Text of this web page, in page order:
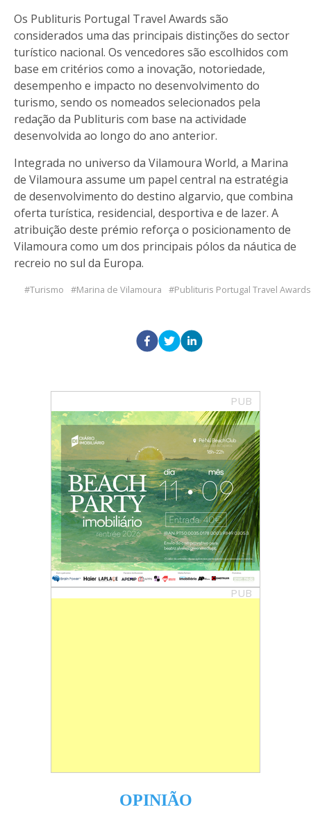
Os Publituris Portugal Travel Awards são
considerados uma das principais distinções do sector
turístico nacional. Os vencedores são escolhidos com
base em critérios como a inovação, notoriedade,
desempenho e impacto no desenvolvimento do
turismo, sendo os nomeados selecionados pela
redação da Publituris com base na actividade
desenvolvida ao longo do ano anterior.
Integrada no universo da Vilamoura World, a Marina
de Vilamoura assume um papel central na estratégia
de desenvolvimento do destino algarvio, que combina
oferta turística, residencial, desportiva e de lazer. A
atribuição deste prémio reforça o posicionamento de
Vilamoura como um dos principais pólos da náutica de
recreio no sul da Europa.
Turismo Marina de Vilamoura Publituris Portugal Travel Awards
PUB
PUB
OPINIÃO